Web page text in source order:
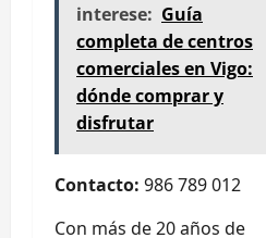
interese: Guía
completa de centros
comerciales en Vigo:
dónde comprar y
disfrutar
Contacto: 986 789 012
Con más de 20 años de